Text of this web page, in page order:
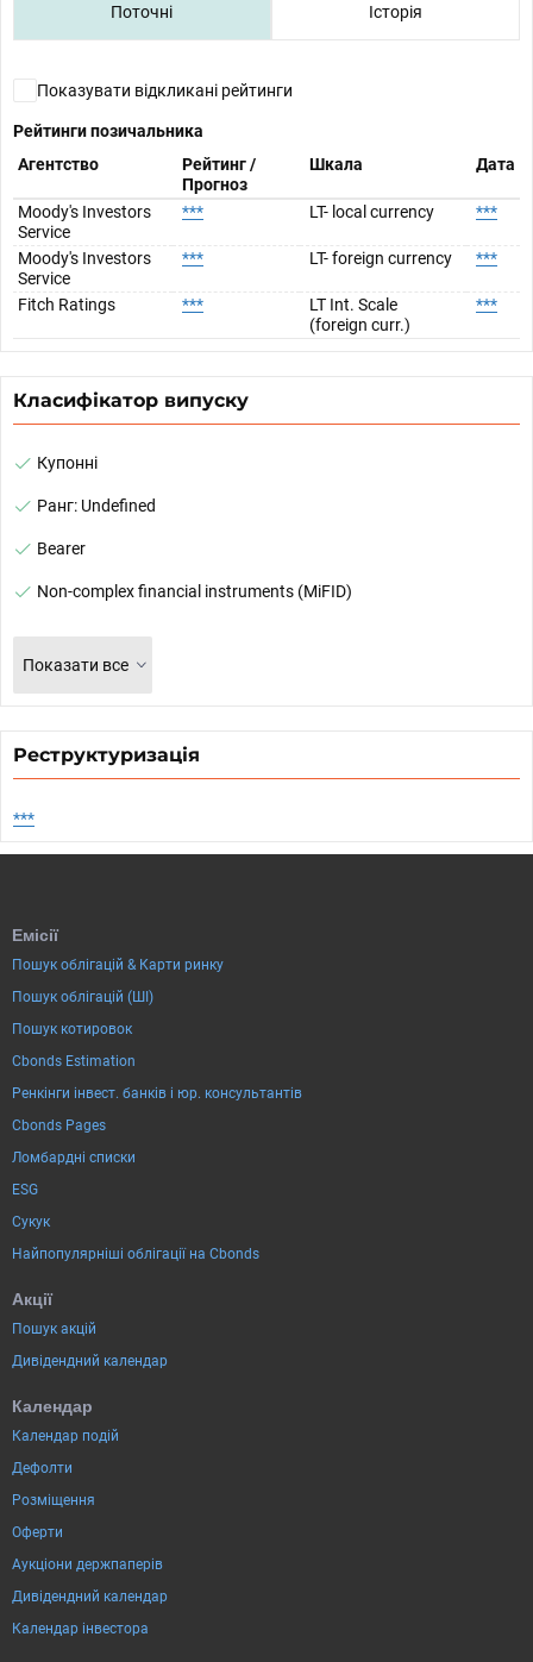
Поточні Історія
Показувати відкликані рейтинги
Рейтинги позичальника
Агентство
Рейтинг /
Прогноз
Шкала Дата
Moody's Investors
Service
*** LT- local currency ***
Moody's Investors
Service
*** LT- foreign currency ***
Fitch Ratings ***
LT Int. Scale
(foreign curr.)
***
Класифікатор випуску
Купонні
Ранг: Undefined
Bearer
Non-complex financial instruments (MiFID)
Показати все
Реструктуризація
***
Емісії
Пошук облігацій & Карти ринку
Пошук облігацій (ШІ)
Пошук котировок
Cbonds Estimation
Ренкінги інвест. банків і юр. консультантів
Cbonds Pages
Ломбардні списки
ESG
Сукук
Найпопулярніші облігації на Cbonds
Акції
Пошук акцій
Дивідендний календар
Календар
Календар подій
Дефолти
Розміщення
Оферти
Аукціони держпаперів
Дивідендний календар
Календар інвестора